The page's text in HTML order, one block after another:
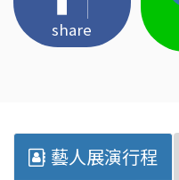
share
藝人展演行程